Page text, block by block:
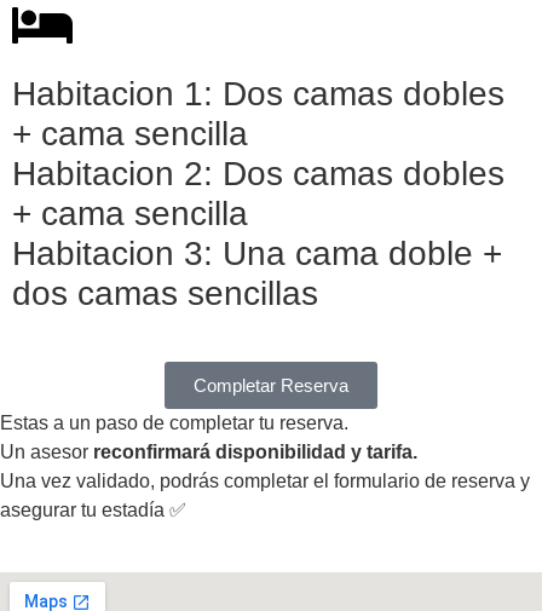
Habitacion 1: Dos camas dobles
+ cama sencilla
Habitacion 2: Dos camas dobles
+ cama sencilla
Habitacion 3: Una cama doble +
dos camas sencillas
Completar Reserva
Estas a un paso de completar tu reserva.
Un asesor reconfirmará disponibilidad y tarifa.
Una vez validado, podrás completar el formulario de reserva y
asegurar tu estadía ✅